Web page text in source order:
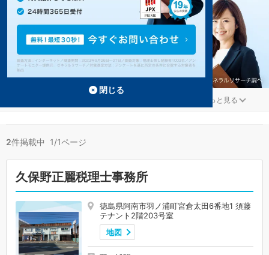
もっと見る
2件掲載中 1/1ページ
久保野正麗税理士事務所
徳島県阿南市羽ノ浦町宮倉太田6番地1 須藤
テナント2階203号室
地図
閉じる